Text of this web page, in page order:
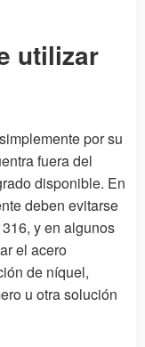
utilizar
por su
fuera del
disponible. En
deben evitarse
y en algunos
el acero
de níquel,
u otra solución